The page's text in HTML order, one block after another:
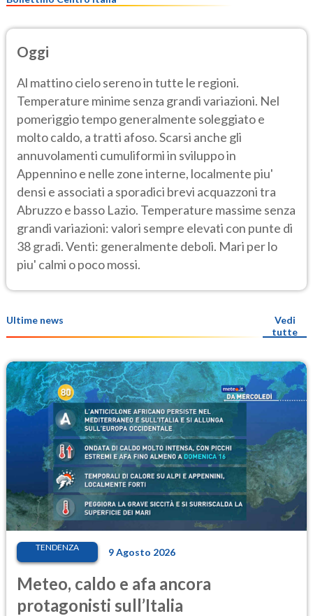
Oggi
Al mattino cielo sereno in tutte le regioni.
Temperature minime senza grandi variazioni. Nel
pomeriggio tempo generalmente soleggiato e
molto caldo, a tratti afoso. Scarsi anche gli
annuvolamenti cumuliformi in sviluppo in
Appennino e nelle zone interne, localmente piu'
densi e associati a sporadici brevi acquazzoni tra
Abruzzo e basso Lazio. Temperature massime senza
grandi variazioni: valori sempre elevati con punte di
38 gradi. Venti: generalmente deboli. Mari per lo
piu' calmi o poco mossi.
Ultime news
Vedi
tutte
TENDENZA 9 Agosto 2026
Meteo, caldo e afa ancora
protagonisti sull’Italia